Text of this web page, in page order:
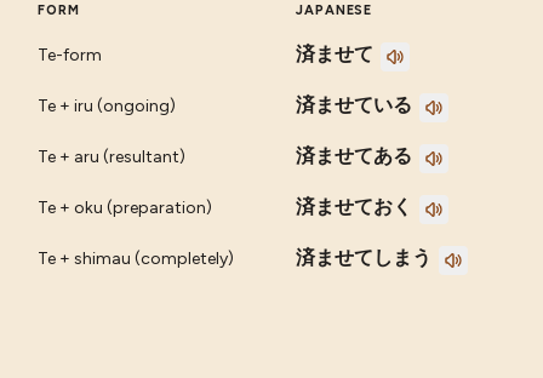
FORM JAPANESE
Te-form 済ませて
Te + iru (ongoing) 済ませている
Te + aru (resultant) 済ませてある
Te + oku (preparation) 済ませておく
Te + shimau (completely) 済ませてしまう